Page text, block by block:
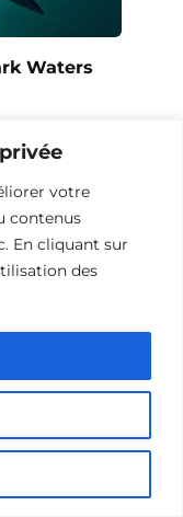
votre
contenus
En cliquant sur
des
Waters